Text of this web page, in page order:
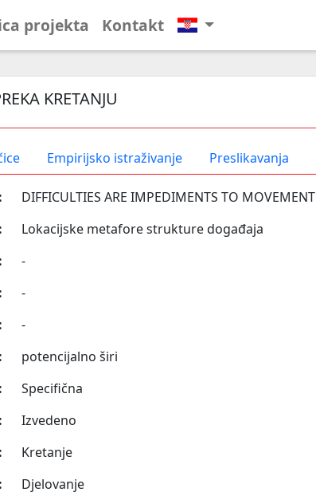
projekta Kontakt
KRETANJU
Empirijsko istraživanje Preslikavanja
DIFFICULTIES ARE IMPEDIMENTS TO MOVEMENT
Lokacijske metafore strukture događaja
-
-
-
potencijalno širi
Specifična
Izvedeno
Kretanje
Djelovanje